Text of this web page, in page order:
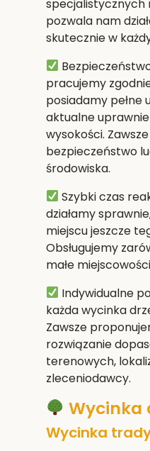
specjalistycznych
pozwala nam
skutecznie w
pracujemy
posiadamy pełne
aktualne
wysokości.
bezpieczeństwo
środowiska.
Szybki czas
działamy
miejscu jeszcze
Obsługujemy
małe
Indywidualne
każda wycinka
Zawsze
rozwiązanie
terenowych,
zleceniodawcy.
Wycinka
Wycinka